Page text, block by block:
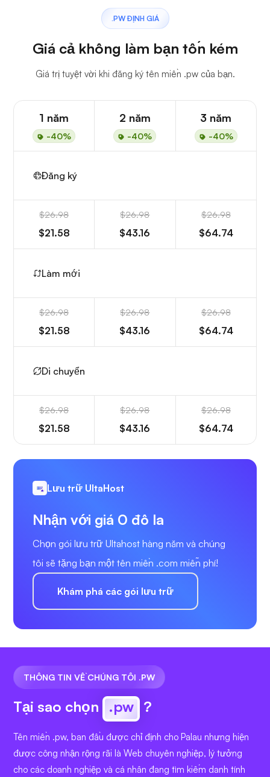
.PW ĐỊNH GIÁ
Giá cả không làm bạn tốn kém
Giá trị tuyệt vời khi đăng ký tên miền .pw của bạn.
1 năm
-40%
2 năm
-40%
3 năm
-40%
Đăng ký
$26.98
$21.58
$26.98
$43.16
$26.98
$64.74
Làm mới
$26.98
$21.58
$26.98
$43.16
$26.98
$64.74
Di chuyển
$26.98
$21.58
$26.98
$43.16
$26.98
$64.74
Lưu trữ UltaHost
Nhận với giá 0 đô la
Chọn gói lưu trữ Ultahost hàng năm và chúng
tôi sẽ tặng bạn một tên miền .com miễn phí!
Khám phá các gói lưu trữ
THÔNG TIN VỀ CHÚNG TÔI .PW
Tại sao chọn .pw ?
Tên miền .pw, ban đầu được chỉ định cho Palau nhưng hiện
được công nhận rộng rãi là Web chuyên nghiệp, lý tưởng
cho các doanh nghiệp và cá nhân đang tìm kiếm danh tính